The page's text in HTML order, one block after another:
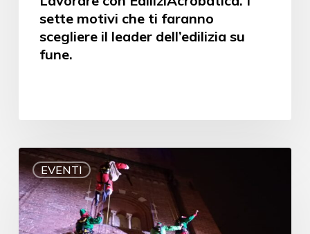
sette motivi che ti faranno
scegliere il leader dell’edilizia su
fune.
EVENTI